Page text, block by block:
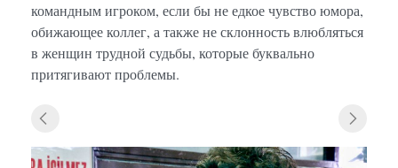
командным игроком, если бы не едкое чувство юмора,
обижающее коллег, а также не склонность влюбляться
в женщин трудной судьбы, которые буквально
притягивают проблемы.